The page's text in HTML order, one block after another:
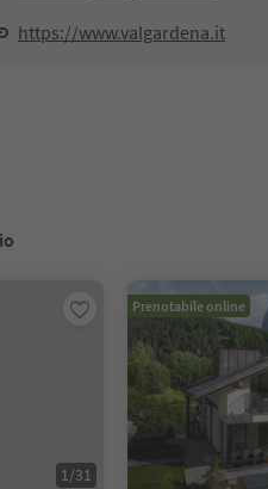
https://www.valgardena.it
1/31
Prenotabile online